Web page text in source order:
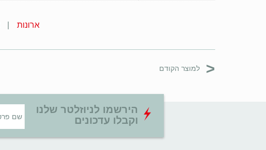
ארונות
< למוצר הקודם
הירשמו לניוזלטר שלנו
וקבלו עדכונים